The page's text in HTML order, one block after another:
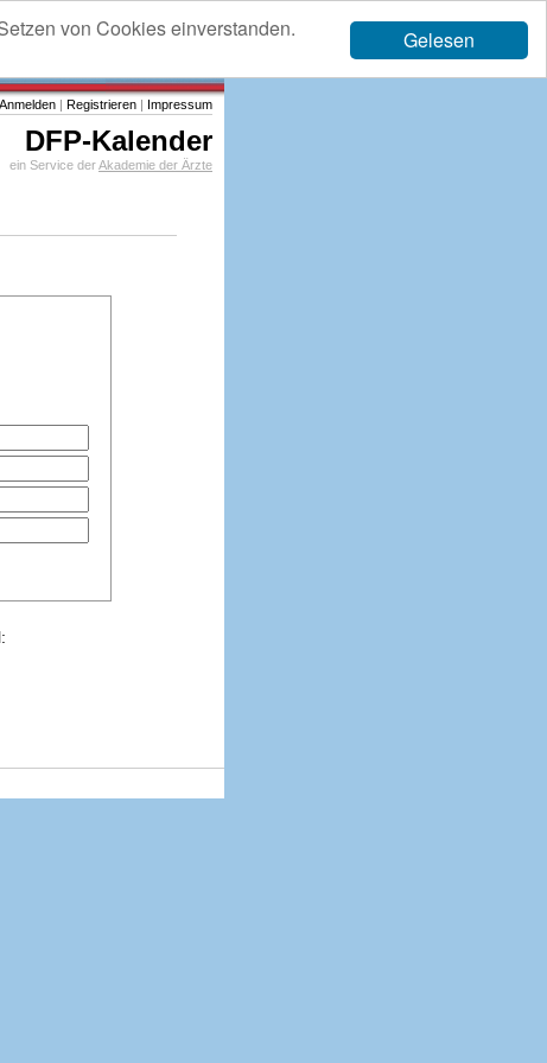
Gelesen
von Cookies einverstanden.
Anmelden | Registrieren | Impressum
DFP-Kalender
ein Service derAkademie der Ärzte